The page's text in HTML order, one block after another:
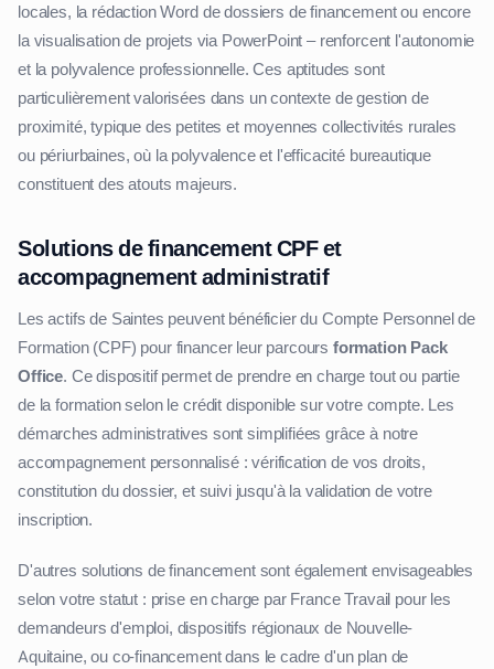
locales, la rédaction Word de dossiers de financement ou encore
la visualisation de projets via PowerPoint – renforcent l'autonomie
et la polyvalence professionnelle. Ces aptitudes sont
particulièrement valorisées dans un contexte de gestion de
proximité, typique des petites et moyennes collectivités rurales
ou périurbaines, où la polyvalence et l'efficacité bureautique
constituent des atouts majeurs.
Solutions de financement CPF et
accompagnement administratif
Les actifs de Saintes peuvent bénéficier du Compte Personnel de
Formation (CPF) pour financer leur parcours formation Pack
Office. Ce dispositif permet de prendre en charge tout ou partie
de la formation selon le crédit disponible sur votre compte. Les
démarches administratives sont simplifiées grâce à notre
accompagnement personnalisé : vérification de vos droits,
constitution du dossier, et suivi jusqu'à la validation de votre
inscription.
D'autres solutions de financement sont également envisageables
selon votre statut : prise en charge par France Travail pour les
demandeurs d'emploi, dispositifs régionaux de Nouvelle-
Aquitaine, ou co-financement dans le cadre d'un plan de